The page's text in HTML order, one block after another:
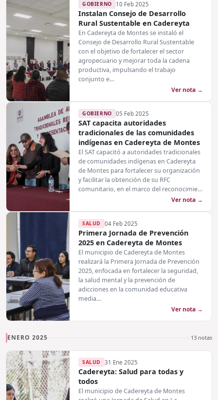
GOBIERNO 10 Feb 2025
Instalan Consejo de Desarrollo
Rural Sustentable en Cadereyta
En Cadereyta de Montes se instaló el
Consejo de Desarrollo Rural Sustentable
con el objetivo de fortalecer el sector
agropecuario y mejorar toda la cadena
productiva, impulsando el trabajo
conjunto e…
Ver nota →
GOBIERNO 05 Feb 2025
SAT capacita autoridades
tradicionales de las comunidades
indígenas en Cadereyta de Montes
El SAT capacitó a autoridades tradicionales
de comunidades indígenas en Cadereyta
de Montes para fortalecer su organización
y facilitar la obtención de su RFC
comunitario, en el marco del reconocimie…
Ver nota →
SALUD 04 Feb 2025
Primera Jornada de Prevención
2025 en Cadereyta de Montes
El municipio de Cadereyta de Montes
realizará la Primera Jornada de Prevención
2025, enfocada en fortalecer la seguridad,
la salud mental y la prevención de
adicciones en la comunidad educativa
media…
Ver nota →
ENERO 2025 13 notas
SALUD 31 Ene 2025
Cadereyta: Salud para todas y
todos
El municipio de Cadereyta de Montes